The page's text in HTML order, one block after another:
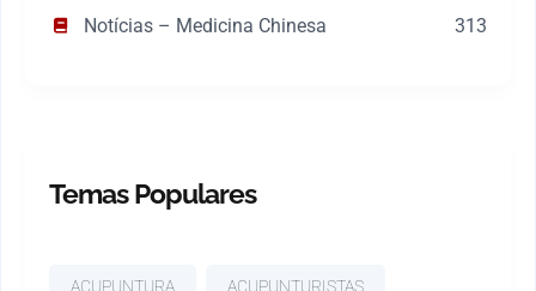
Notícias – Medicina Chinesa
313
Temas Populares
ACUPUNTURA ACUPUNTURISTAS